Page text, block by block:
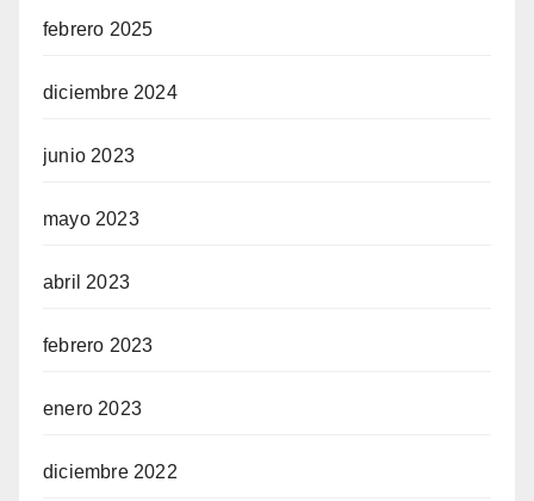
febrero 2025
diciembre 2024
junio 2023
mayo 2023
abril 2023
febrero 2023
enero 2023
diciembre 2022